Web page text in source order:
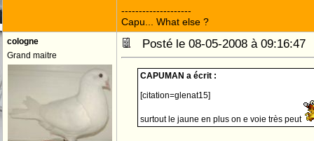
--------------------
Capu... What else ?
cologne
Grand maitre
Posté le 08-05-2008 à
CAPUMAN a écrit :
[citation=glenat15]
surtout le jaune en plus on e voie très peut